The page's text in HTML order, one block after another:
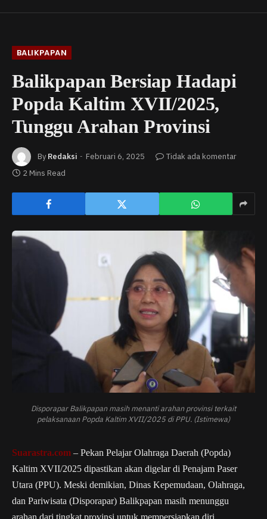
BALIKPAPAN
Balikpapan Bersiap Hadapi
Popda Kaltim XVII/2025,
Tunggu Arahan Provinsi
By Redaksi Februari 6, 2025
Tidak ada komentar
2 Mins Read
Disporapar Balikpapan masih menanti arahan provinsi terkait
pelaksanaan Popda Kaltim XVII/2025 di PPU. (Istimewa)
Suarastra.com – Pekan Pelajar Olahraga Daerah (Popda)
Kaltim XVII/2025 dipastikan akan digelar di Penajam Paser
Utara (PPU). Meski demikian, Dinas Kepemudaan, Olahraga,
dan Pariwisata (Disporapar) Balikpapan masih menunggu